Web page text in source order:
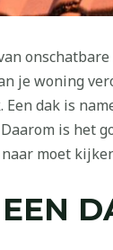
je woning
dak is
is het
moet